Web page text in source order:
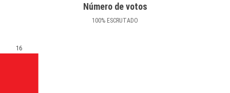
Número de votos
100% ESCRUTADO
16